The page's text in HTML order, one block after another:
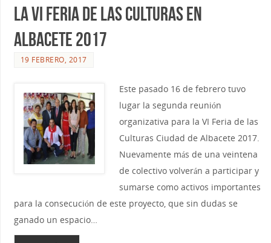
la VI Feria de las Culturas en
Albacete 2017
19 FEBRERO, 2017
Este pasado 16 de febrero tuvo
lugar la segunda reunión
organizativa para la VI Feria de las
Culturas Ciudad de Albacete 2017.
Nuevamente más de una veintena
de colectivo volverán a participar y
sumarse como activos importantes
para la consecución de este proyecto, que sin dudas se
ganado un espacio…